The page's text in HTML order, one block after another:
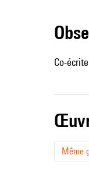
Co-
Même